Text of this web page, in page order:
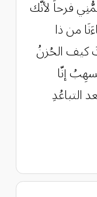
فرحاً لأنّك
‏من ذا
كيف الحُزنُ
‏إنّا
التباعُدِ